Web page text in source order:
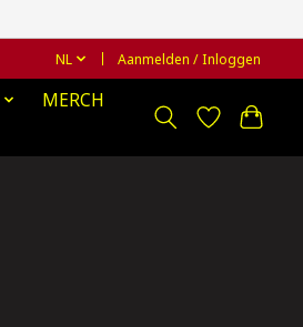
NL Aanmelden / Inloggen
MERCH